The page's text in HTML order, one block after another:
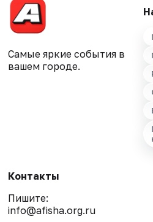
Самые яркие события в
вашем городе.
Контакты
Пишите:
info@afisha.org.ru